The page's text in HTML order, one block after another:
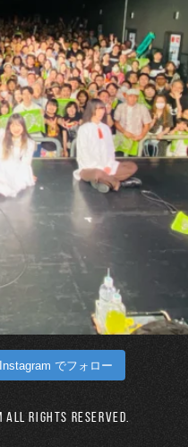
Instagram でフォロー
All Rights Reserved.